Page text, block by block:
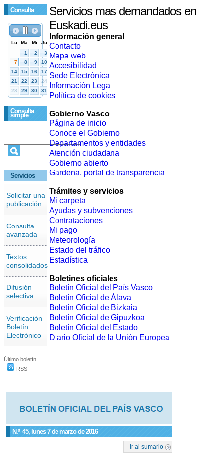
Consulta
Consulta
simple
Servicios
Solicitar una
publicación
Consulta
avanzada
Textos
consolidados
Difusión
selectiva
Verificación
Boletín
Electrónico
Último boletín
RSS
N.º 45, lunes 7 de marzo de 2016
Ir al sumario
Servicios mas demandados en
Euskadi.eus
Información general
Contacto
Mapa web
Accesibilidad
Sede Electrónica
Información Legal
Política de cookies
Gobierno Vasco
Página de inicio
Conoce el Gobierno
Departamentos y entidades
Atención ciudadana
Gobierno abierto
Gardena, portal de transparencia
Trámites y servicios
Mi carpeta
Ayudas y subvenciones
Contrataciones
Mi pago
Meteorología
Estado del tráfico
Estadística
Boletines oficiales
Boletín Oficial del País Vasco
Boletín Oficial de Álava
Boletín Oficial de Bizkaia
Boletín Oficial de Gipuzkoa
Boletín Oficial del Estado
Diario Oficial de la Unión Europea